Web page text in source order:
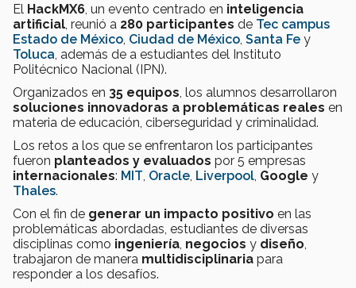
El HackMX6 , un evento centrado en inteligencia
artificial , reunió a 280 participantes de Tec campus
Estado de México Ciudad de México Santa Fe y
Toluca , además de a estudiantes del Instituto
Politécnico Nacional (IPN).
Organizados en 35 equipos , los alumnos desarrollaron
soluciones innovadoras a problemáticas reales en
materia de educación, ciberseguridad y criminalidad.
Los retos a los que se enfrentaron los participantes
fueron planteados y evaluados por 5 empresas
internacionales: MIT Oracle Liverpool Google y
Thales.
Con el fin de generar un impacto positivo en las
problemáticas abordadas, estudiantes de diversas
disciplinas como ingeniería negocios y diseño
trabajaron de manera multidisciplinaria para
responder a los desafíos.